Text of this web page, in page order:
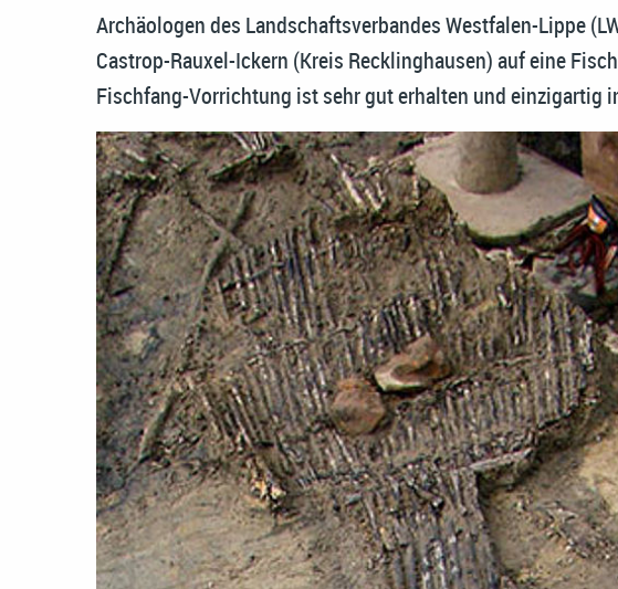
Archäologen des Landschaftsverbandes Westfalen-Lippe
Castrop-Rauxel-Ickern (Kreis Recklinghausen) auf eine
Fischfang-Vorrichtung ist sehr gut erhalten und einzigartig